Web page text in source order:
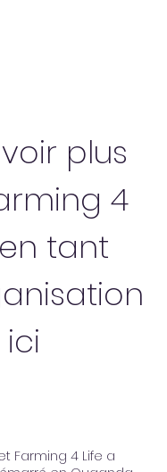
plus
4
tant
ici
Farming 4 Life a